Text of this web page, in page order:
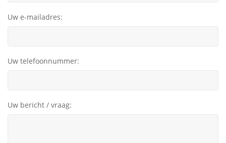
Uw e-mailadres:
Uw telefoonnummer:
Uw bericht / vraag: